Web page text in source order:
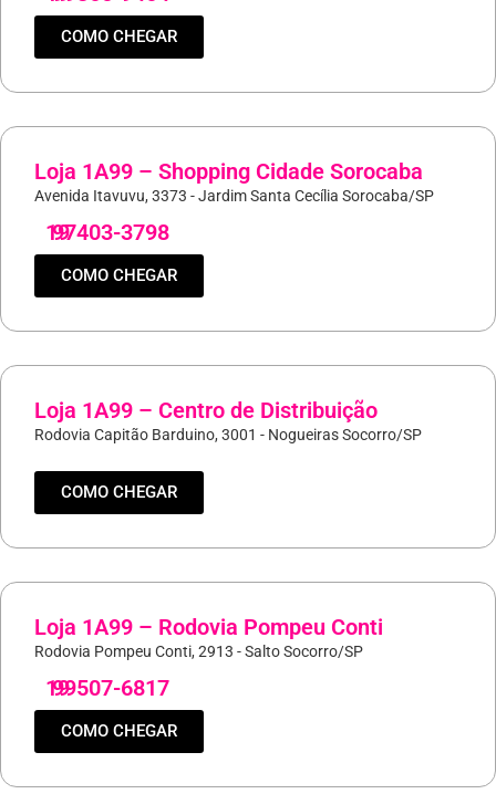
COMO CHEGAR
Loja 1A99 – Shopping Cidade Sorocaba
Avenida Itavuvu, 3373 - Jardim Santa Cecília Sorocaba/SP
19
97403-3798
COMO CHEGAR
Loja 1A99 – Centro de Distribuição
Rodovia Capitão Barduino, 3001 - Nogueiras Socorro/SP
COMO CHEGAR
Loja 1A99 – Rodovia Pompeu Conti
Rodovia Pompeu Conti, 2913 - Salto Socorro/SP
19
99507-6817
COMO CHEGAR